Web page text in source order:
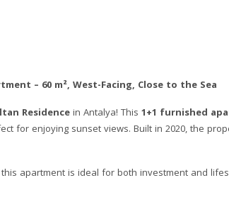
– 60 m², West-Facing, Close to the Sea
Residence in Antalya! This 1+1 furnished
for enjoying sunset views. Built in 2020, the
, this apartment is ideal for both investment and